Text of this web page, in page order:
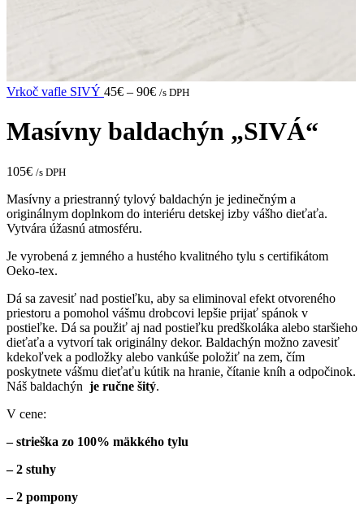
Vrkoč vafle SIVÝ 45€ – 90€ /s DPH
Masívny baldachýn „SIVÁ“
105€ /s DPH
Masívny a priestranný tylový baldachýn je jedinečným a
originálnym doplnkom do interiéru detskej izby vášho dieťaťa.
Vytvára úžasnú atmosféru.
Je vyrobená z jemného a hustého kvalitného tylu s certifikátom
Oeko-tex.
Dá sa zavesiť nad postieľku, aby sa eliminoval efekt otvoreného
priestoru a pomohol vášmu drobcovi lepšie prijať spánok v
postieľke. Dá sa použiť aj nad postieľku predškoláka alebo staršieho
dieťaťa a vytvorí tak originálny dekor. Baldachýn možno zavesiť
kdekoľvek a podložky alebo vankúše položiť na zem, čím
poskytnete vášmu dieťaťu kútik na hranie, čítanie kníh a odpočinok.
Náš baldachýn je ručne šitý.
V cene:
– strieška zo 100% mäkkého tylu
– 2 stuhy
– 2 pompony